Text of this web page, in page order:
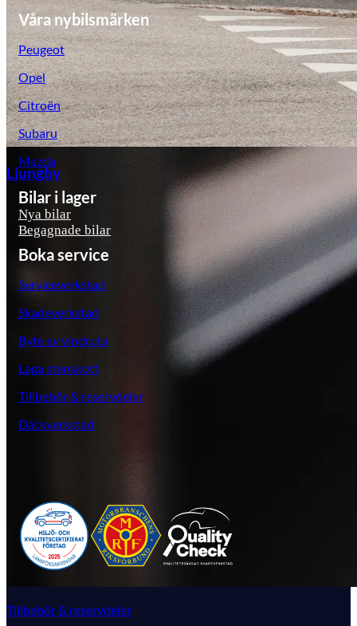
Tillbehör & reservdelar
Ljungby
Våra nybilsmärken
Peugeot
Opel
Citroën
Subaru
Mazda
Bilar i lager
Nya bilar
Begagnade bilar
Boka service
Serviceverkstad
Skadeverkstad
Byte av vindruta
Laga stenskott
Tillbehör & reservdelar
Däckverkstad